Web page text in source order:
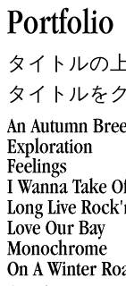
タイトルの
タイトルを